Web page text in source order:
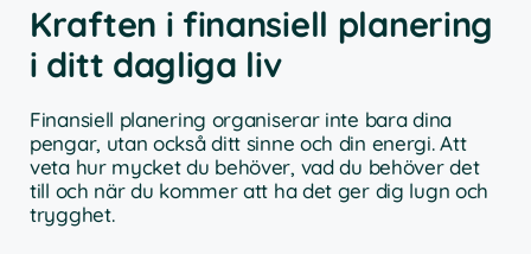
Kraften i finansiell planering
i ditt dagliga liv
Finansiell planering organiserar inte bara dina
pengar, utan också ditt sinne och din energi. Att
veta hur mycket du behöver, vad du behöver det
till och när du kommer att ha det ger dig lugn och
trygghet.